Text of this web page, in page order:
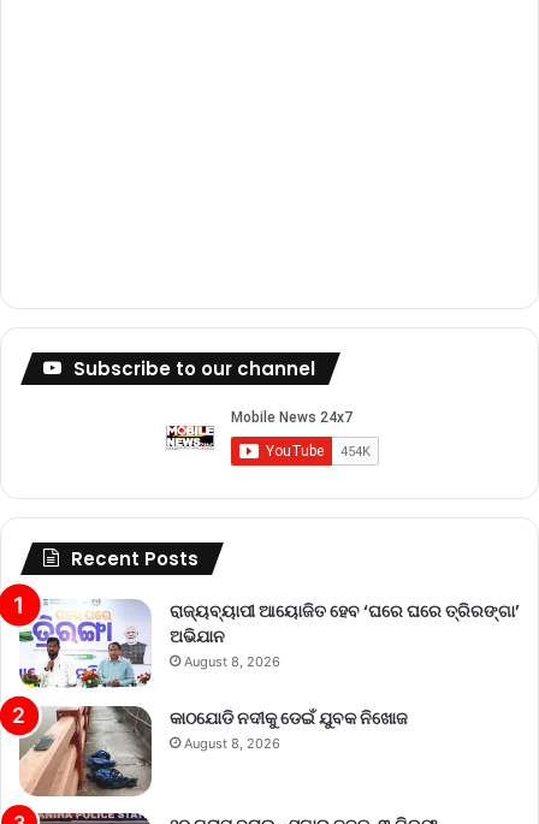
Subscribe to our channel
Recent Posts
ରାଜ୍ୟବ୍ୟାପୀ ଆୟୋଜିତ ହେବ ‘ଘରେ ଘରେ ତ୍ରିରଙ୍ଗା’
ଅଭିଯାନ
August 8, 2026
କାଠଯୋଡି ନଦୀକୁ ଡେଇଁ ଯୁବକ ନିଖୋଜ
August 8, 2026